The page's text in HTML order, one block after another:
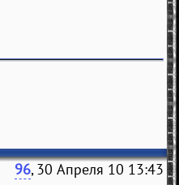
96, 30 Апреля 10 13:43